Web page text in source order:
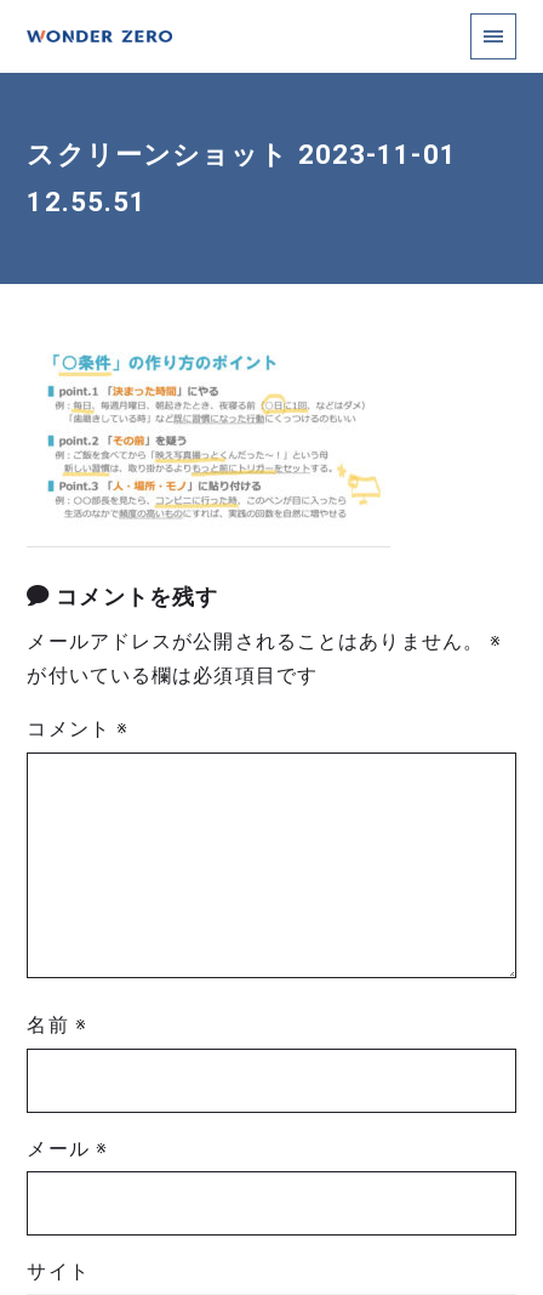
スクリーンショット 2023-11-01
12.55.51
コメントを残す
メールアドレスが公開されることはありません。
※
が付いている欄は必須項目です
コメント※
名前 ※
メール ※
サイト